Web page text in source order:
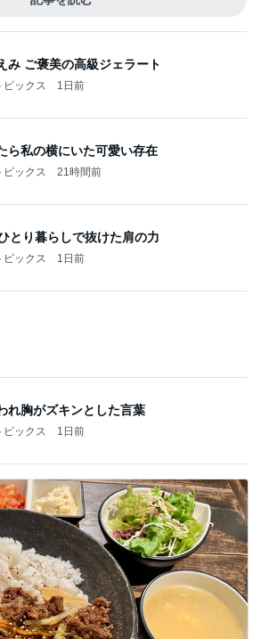
ら私の横にいた可愛い存在
ピックス 21時間前
とり暮らしで抜けた肩の力
ピックス 1日前
ーの検査結果